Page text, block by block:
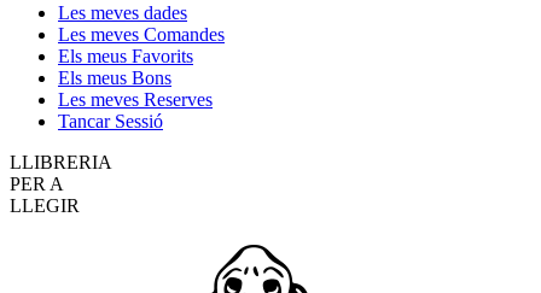
Les meves dades
Les meves Comandes
Els meus Favorits
Els meus Bons
Les meves Reserves
Tancar Sessió
LLIBRERIA
PER A
LLEGIR